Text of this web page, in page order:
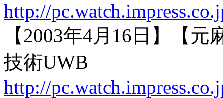
http://
【2003年4月16日】【
技術UWB
http://